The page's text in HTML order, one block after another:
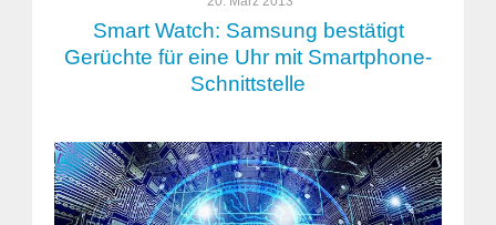
Smart Watch: Samsung bestätigt
Gerüchte für eine Uhr mit Smartphone-
Schnittstelle